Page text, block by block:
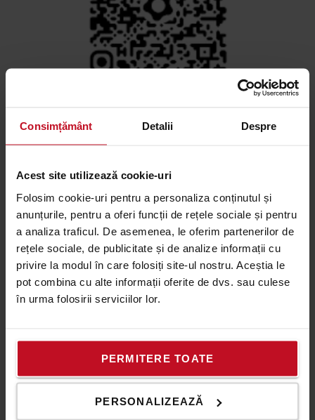
Consimțământ Detalii Despre
Acest site utilizează cookie-uri
Folosim cookie-uri pentru a personaliza conținutul și
anunțurile, pentru a oferi funcții de rețele sociale și pentru
a analiza traficul. De asemenea, le oferim partenerilor de
rețele sociale, de publicitate și de analize informații cu
privire la modul în care folosiți site-ul nostru. Aceștia le
pot combina cu alte informații oferite de dvs. sau culese
în urma folosirii serviciilor lor.
PERMITERE TOATE
PERSONALIZEAZĂ
Folosim otel reciclat produs cu energie electrica si biogaz
fara combustibili fosili la cadru, in modelele standard ale
transpaletelor noastre manuale. Prezenta SSAB Zero™
steel ofera o amprenta de carbon semnificativ mai mica in
comparatie cu otelul neprelucrat.
Descriere tehnica
standard, dar cu axe din otel inoxidabil si rulmenti cu bile.
Pentru o productivitate crescuta, sistemul hidraulic cu
ridicare rapida va permite sa ridicati sarcina in doar doi timpi.
eficienta maxima si confort pentru operator.